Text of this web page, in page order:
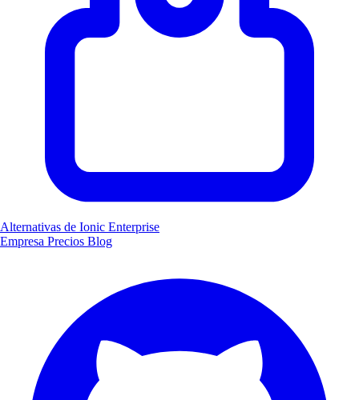
Alternativas de Ionic Enterprise
Empresa Precios Blog